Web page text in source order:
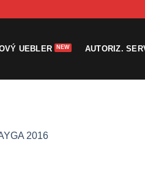
UEBLER AUTORIZ.
2016